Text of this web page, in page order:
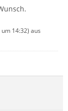
14:32) aus